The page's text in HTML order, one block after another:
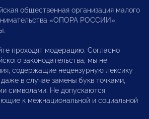
общественная организация малого
«ОПОРА РОССИИ».
проходят модерацию. Согласно
законодательства, мы не
содержащие нецензурную лексику
в случае замены букв точками,
символами. Не допускаются
к межнациональной и социальной